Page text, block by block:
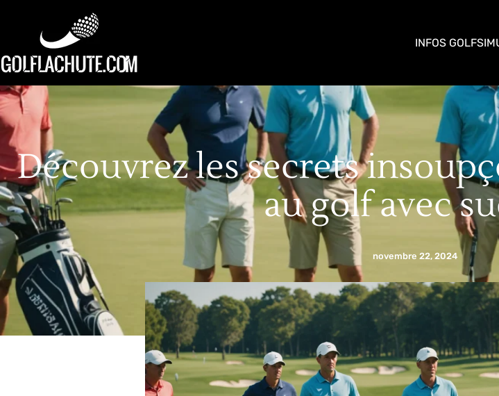
INFOS GOLF
Découvrez les secrets
au golf avec
novembre 22, 2024